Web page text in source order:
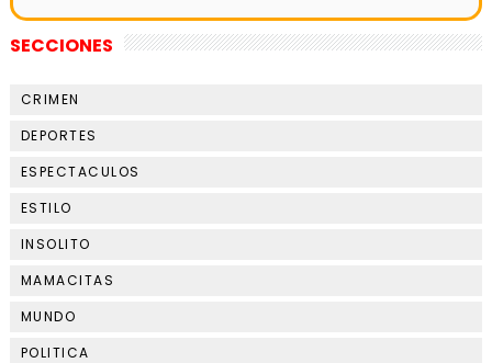
SECCIONES
CRIMEN
DEPORTES
ESPECTACULOS
ESTILO
INSOLITO
MAMACITAS
MUNDO
POLITICA